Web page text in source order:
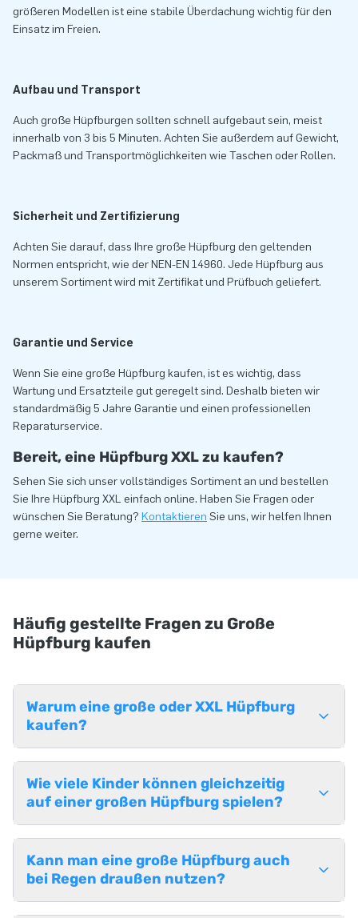
größeren Modellen ist eine stabile Überdachung wichtig für den
Einsatz im Freien.
Aufbau und Transport
Auch große Hüpfburgen sollten schnell aufgebaut sein, meist
innerhalb von 3 bis 5 Minuten. Achten Sie außerdem auf Gewicht,
Packmaß und Transportmöglichkeiten wie Taschen oder Rollen.
Sicherheit und Zertifizierung
Achten Sie darauf, dass Ihre große Hüpfburg den geltenden
Normen entspricht, wie der NEN-EN 14960. Jede Hüpfburg aus
unserem Sortiment wird mit Zertifikat und Prüfbuch geliefert.
Garantie und Service
Wenn Sie eine große Hüpfburg kaufen, ist es wichtig, dass
Wartung und Ersatzteile gut geregelt sind. Deshalb bieten wir
standardmäßig 5 Jahre Garantie und einen professionellen
Reparaturservice.
Bereit, eine Hüpfburg XXL zu kaufen?
Sehen Sie sich unser vollständiges Sortiment an und bestellen
Sie Ihre Hüpfburg XXL einfach online. Haben Sie Fragen oder
wünschen Sie Beratung? Kontaktieren Sie uns, wir helfen Ihnen
gerne weiter.
Häufig gestellte Fragen zu Große
Hüpfburg kaufen
Warum eine große oder XXL Hüpfburg
kaufen?
Wie viele Kinder können gleichzeitig
auf einer großen Hüpfburg spielen?
Kann man eine große Hüpfburg auch
bei Regen draußen nutzen?